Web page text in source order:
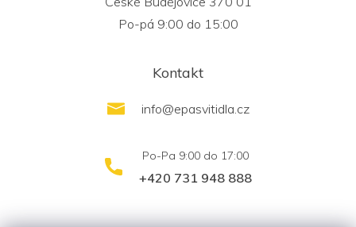
Po-pá 9:00 do 15:00
Kontakt
info@epasvitidla.cz
+420 731 948 888